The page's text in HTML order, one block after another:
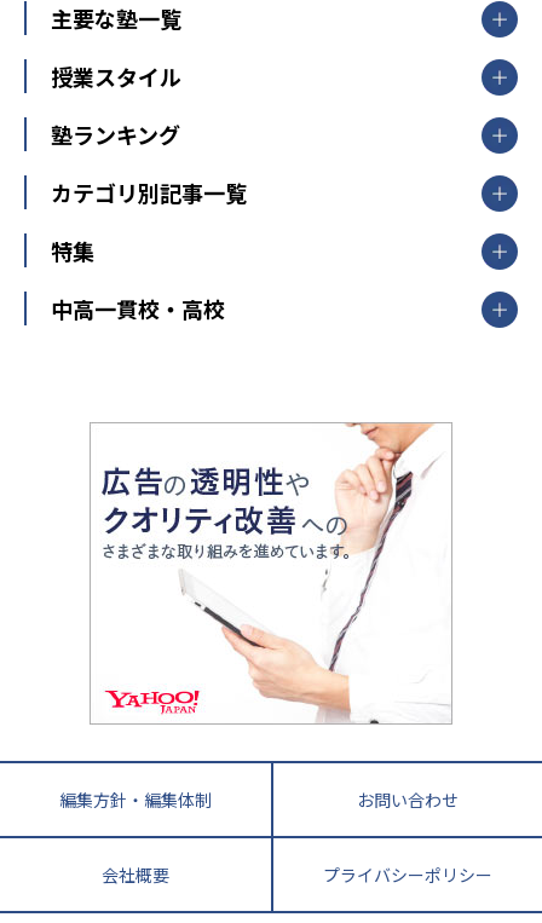
北海道・東北
山形県
福島県
関東
東京都
神奈川県
茨城県
栃木県
群馬県
新潟県
中部
愛知県
静岡県
長野県
大阪府
兵庫県 京都府 奈良県
和歌山県
鳥取県
島根県 岡山県 広島県
香川県
高知県
長崎県 熊本県
鹿児島県 沖縄県
主要な塾一覧
【掲載塾一覧を見る】
東京個別指導学院
明光義塾
個別教室のトライ
武田塾
授業スタイル
個別指導
オンライン指導
塾ランキング
中学受験ランキング
カテゴリ別記事一覧
中学受験
大学受験
教育全般
大学受験塾の選び方
中学受験に熱心な市区町村ランキング
小学校受験
家庭教師
特集
開成番長直伝！子どもの受験を成功させる方法
運動と遊びを考える
情報Ⅰ、数学が苦手な人注目！最短距離の学力
アップ法
悩み多き「大学受験」相談室
英語・英会話・英検対策
小学校教師が解説！中学受験のリアル
教育ジャーナリストが徹底解説！ 大学受験の羅
中高一貫校・高校
大学入試改革
ママテクエグザム
進化する中高一貫校・高校
編集方針・編集体制 お問い合わせ
会社概要 プライバシーポリシー